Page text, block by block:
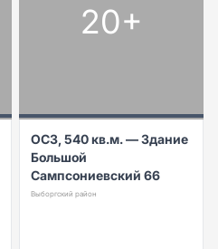
20+
ОСЗ, 540 кв.м. — Здание
Большой
Сампсониевский 66
Выборгский район